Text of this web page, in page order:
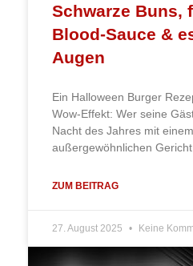
Schwarze Buns,
Blood-Sauce &
Augen
Ein Halloween Burger
Wow-Effekt: Wer seine
Nacht des Jahres mit einem
außergewöhnlichen
ZUM BEITRAG
27. August 2025 Keine